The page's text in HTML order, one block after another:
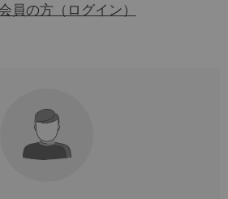
員の方（ログイン）